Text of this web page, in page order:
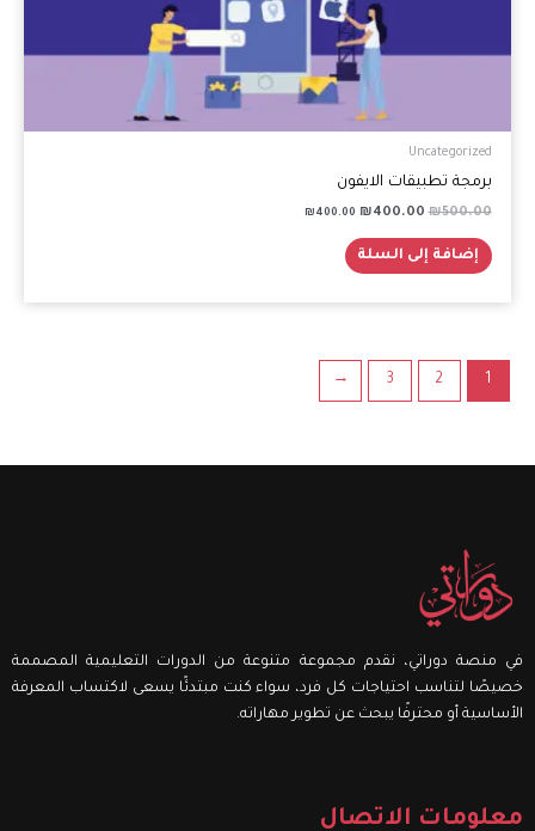
Uncategorized
برمجة تطبيقات الايفون
₪500.00
₪400.00
₪ 400.00
إضافة إلى السلة
1
2
3
←
في منصة دوراتي، نقدم مجموعة متنوعة من الدورات التعليمية المصممة
خصيصًا لتناسب احتياجات كل فرد، سواء كنت مبتدئًا يسعى لاكتساب المعرفة
الأساسية أو محترفًا يبحث عن تطوير مهاراته.
معلومات الاتصال